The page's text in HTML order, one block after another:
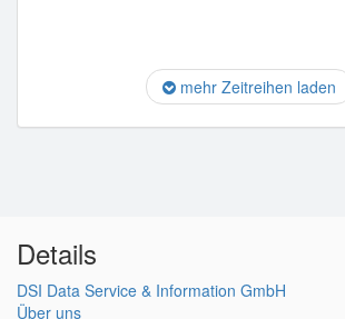
mehr Zeitreihen laden
Details
DSI Data Service & Information GmbH
Über uns